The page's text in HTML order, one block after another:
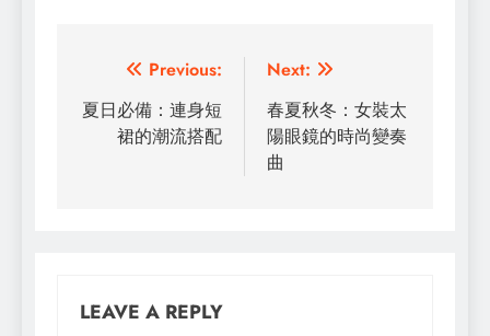
Post
navigation
Previous:
夏日必備：連身短
裙的潮流搭配
Next:
春夏秋冬：女裝太
陽眼鏡的時尚變奏
曲
LEAVE A REPLY